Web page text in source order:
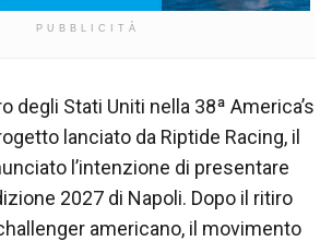
PUBBLICITÀ
degli Stati Uniti nella 38ª America’s
lanciato da Riptide Racing, il
l’intenzione di presentare
2027 di Napoli. Dopo il ritiro
americano, il movimento